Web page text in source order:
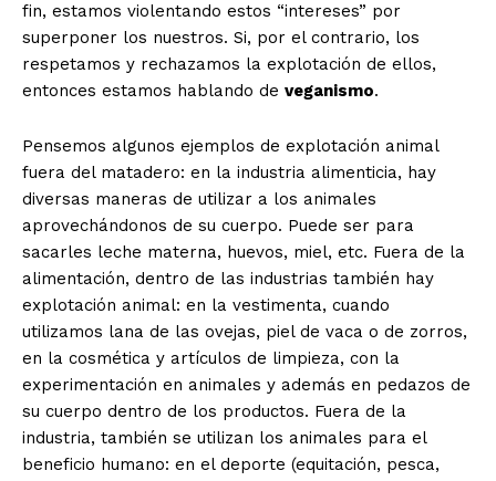
fin, estamos violentando estos “intereses” por
superponer los nuestros. Si, por el contrario, los
respetamos y rechazamos la explotación de ellos,
entonces estamos hablando de veganismo.
Pensemos algunos ejemplos de explotación animal
fuera del matadero: en la industria alimenticia, hay
diversas maneras de utilizar a los animales
aprovechándonos de su cuerpo. Puede ser para
sacarles leche materna, huevos, miel, etc. Fuera de la
alimentación, dentro de las industrias también hay
explotación animal: en la vestimenta, cuando
utilizamos lana de las ovejas, piel de vaca o de zorros,
en la cosmética y artículos de limpieza, con la
experimentación en animales y además en pedazos de
su cuerpo dentro de los productos. Fuera de la
industria, también se utilizan los animales para el
beneficio humano: en el deporte (equitación, pesca,